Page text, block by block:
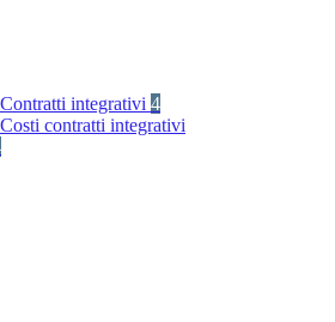
Contratti integrativi 4
Costi contratti integrativi